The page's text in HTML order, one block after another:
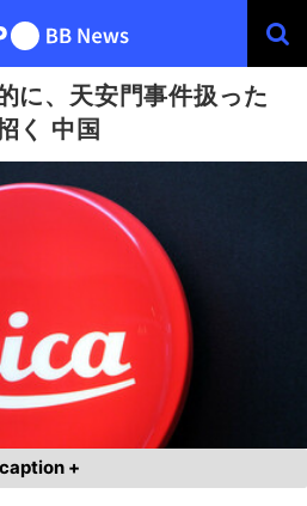
に、天安門事件扱った
く 中国
caption +